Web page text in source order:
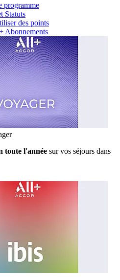
programme
Statuts
des points
Abonnements
toute l'année sur vos séjours dans